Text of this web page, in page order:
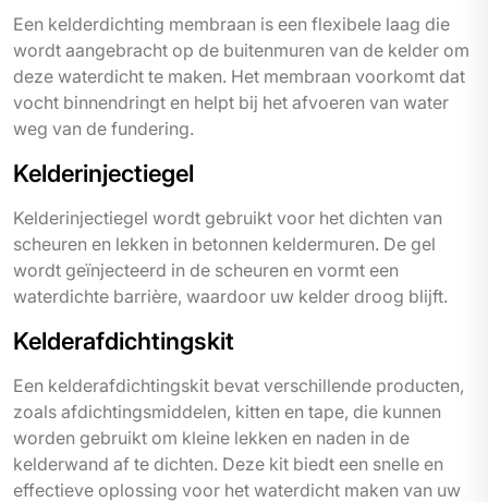
Een kelderdichting membraan is een flexibele laag die
wordt aangebracht op de buitenmuren van de kelder om
deze waterdicht te maken. Het membraan voorkomt dat
vocht binnendringt en helpt bij het afvoeren van water
weg van de fundering.
Kelderinjectiegel
Kelderinjectiegel wordt gebruikt voor het dichten van
scheuren en lekken in betonnen keldermuren. De gel
wordt geïnjecteerd in de scheuren en vormt een
waterdichte barrière, waardoor uw kelder droog blijft.
Kelderafdichtingskit
Een kelderafdichtingskit bevat verschillende producten,
zoals afdichtingsmiddelen, kitten en tape, die kunnen
worden gebruikt om kleine lekken en naden in de
kelderwand af te dichten. Deze kit biedt een snelle en
effectieve oplossing voor het waterdicht maken van uw